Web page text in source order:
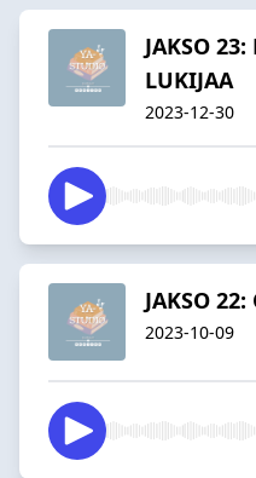
JAKSO 23:
LUKIJAA
2023-12-30
JAKSO
2023-10-09